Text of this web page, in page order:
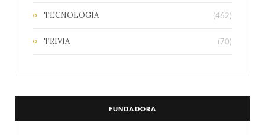
TECNOLOGÍA (462)
TRIVIA (70)
FUNDADORA